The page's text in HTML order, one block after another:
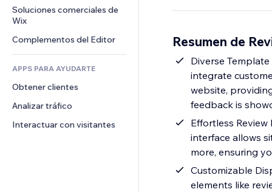
Crowdfunding
Alimentos y bebidas
Noticias
Servicios de contenido
Efectos de texto
Banners e insignias
Calculadoras
Buscar
Teléfono
Comunidad
Reseñas y testimonios
Soluciones comerciales de
Wix
Complementos del Editor
APPS PARA AYUDARTE
Obtener clientes
Analizar tráfico
Interactuar con visitantes
Resumen de
Diverse
integrate
website,
feedback is
Effortless
interface allows
more, ensuring
Customizable
elements like